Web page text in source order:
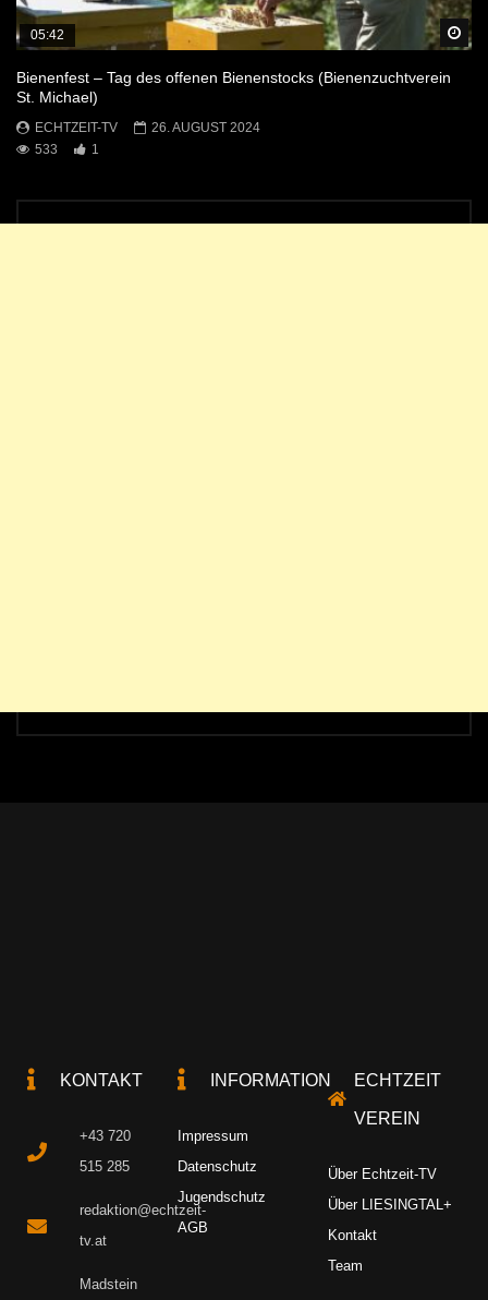
05:42
Bienenfest – Tag des offenen Bienenstocks (Bienenzuchtverein
St. Michael)
ECHTZEIT-TV
26. AUGUST 2024
533
1
KONTAKT
+43 720
515 285
redaktion@echtzeit-
tv.at
Madstein
INFORMATION
Impressum
Datenschutz
Jugendschutz
AGB
ECHTZEIT
VEREIN
Über Echtzeit-TV
Über LIESINGTAL+
Kontakt
Team